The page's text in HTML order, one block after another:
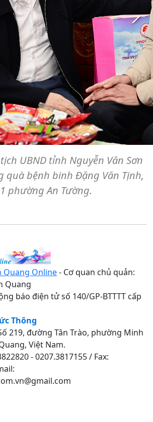
UBND tỉnh Nguyễn Văn Sơn
quà bệnh binh Đặng Văn Tịnh,
phường An Tường.
Quang Online- Cơ quan chủ quản:
Quang
báo điện tử số 140/GP-BTTTT cấp
Thông
219, đường Tân Trào, phường Minh
Việt Nam.
- 0207.3817155 / Fax: